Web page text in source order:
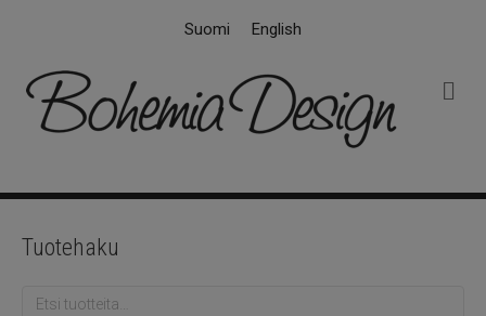
Suomi English
k
Tuotehaku
Etsi: